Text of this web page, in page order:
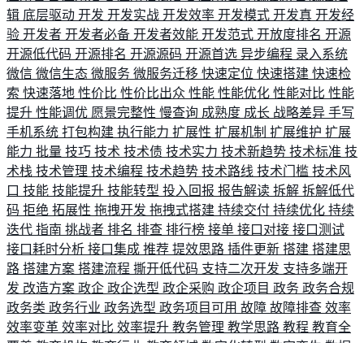
辑 底层驱动 开发 开发实战 开发效率 开发模式 开发真 开发经
验 开发者 开发者必备 开发者效能 开发范式 开放度排名 开源
开源低代码 开源排名 开源源码 开源首选 异步编程 录入系统
微信 微信生态 微服务 微服务迁移 快速定位 快速搭建 快速检
索 快速落地 性价比 性价比出众 性能 性能优化 性能对比 性能
提升 性能调优 愿景完整性 慢查询 成熟度 成长 战略差异 手写
手机系统 打包构建 执行能力 扩展性 扩展机制 扩展维护 扩展
能力 批量 技巧 技术 技术债 技术实力 技术新趋势 技术标准 技
术栈 技术管理 技术编程 技术趋势 技术路线 技术门槛 技术风
口 技能 技能提升 技能转型 投入回报 报告解读 拆解 拆解低代
码 拒绝 拓展性 拖拽开发 拖拽式搭建 持续交付 持续优化 持续
迭代 指南 挑战者 排名 排查 排行榜 接单 接口对接 接口测试
接口耗时分析 接口集成 推荐 提效思路 插件更新 搭建 搭建思
路 搭建方案 搭建流程 撕开低代码 支持二次开发 支持多端开
发 改造方案 政企 政企选型 政企采购 政企项目 政务 政务合规
政务类 政务行业 政务选型 政务项目可用 故障 故障排查 效率
效率变革 效率对比 效率提升 教务管理 教学思路 教程 教育全